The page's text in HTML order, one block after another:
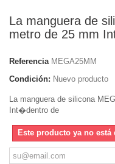
La manguera de
metro de 25 mm
Referencia MEGA25MM
Condición: Nuevo producto
La manguera de silicona
Int�dentro de
Este producto ya no